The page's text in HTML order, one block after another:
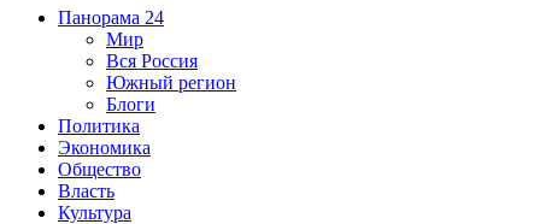
Панорама 24
Мир
Вся Россия
Южный регион
Блоги
Политика
Экономика
Общество
Власть
Культура